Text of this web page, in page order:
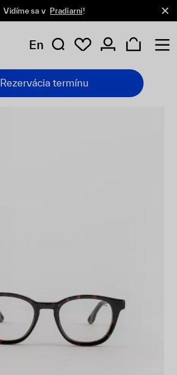
Vidíme sa v Pradiarni!
En
Rezervácia termínu